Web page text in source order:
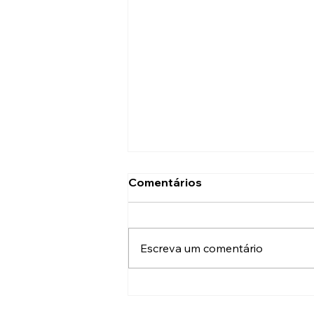
Comentários
Escreva um comentário